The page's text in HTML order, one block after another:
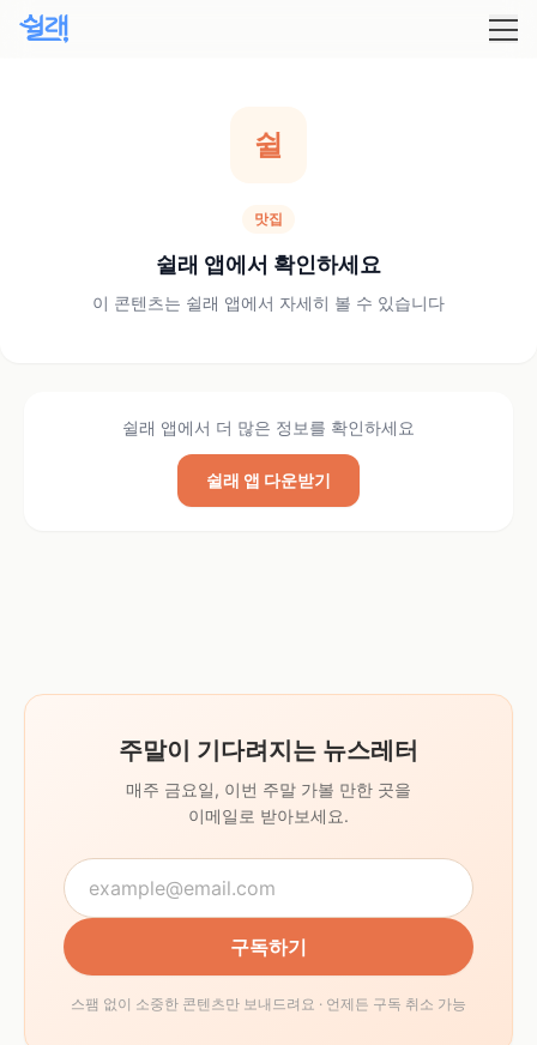
쉴
맛집
쉴래 앱에서 확인하세요
이 콘텐츠는 쉴래 앱에서 자세히 볼 수 있습니다
쉴래 앱에서 더 많은 정보를 확인하세요
쉴래 앱 다운받기
주말이 기다려지는 뉴스레터
매주 금요일, 이번 주말 가볼 만한 곳을
이메일로 받아보세요.
구독하기
스팸 없이 소중한 콘텐츠만 보내드려요 · 언제든 구독 취소 가능